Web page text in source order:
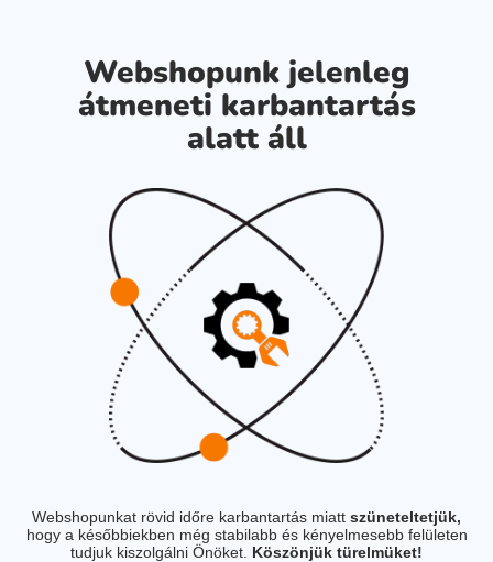
Webshopunk jelenleg
átmeneti karbantartás
alatt áll
Webshopunkat rövid időre karbantartás miatt szüneteltetjük,
hogy a későbbiekben még stabilabb és kényelmesebb felületen
tudjuk kiszolgálni Önöket. Köszönjük türelmüket!